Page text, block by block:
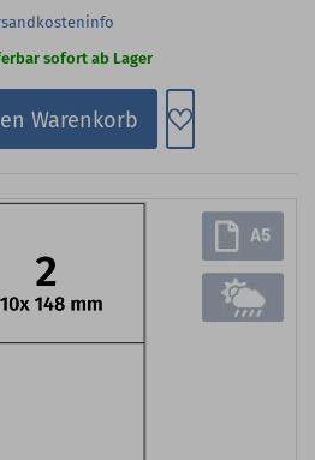
sofort ab Lager
Warenkorb Zum